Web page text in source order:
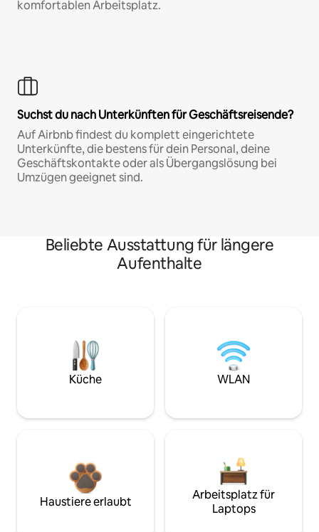
komfortablen Arbeitsplatz.
Suchst du nach Unterkünften für Geschäftsreisende?
Auf Airbnb findest du komplett eingerichtete
Unterkünfte, die bestens für dein Personal, deine
Geschäftskontakte oder als Übergangslösung bei
Umzügen geeignet sind.
Beliebte Ausstattung für längere
Aufenthalte
Küche WLAN
Haustiere erlaubt
Arbeitsplatz für
Laptops